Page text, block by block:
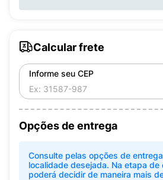
Calcular frete
Informe seu CEP
Opções de entrega
Consulte pelas opções de
localidade desejada. Na etapa de
poderá decidir de maneira mais